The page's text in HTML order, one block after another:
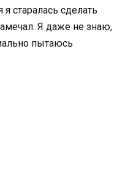
старалась сделать
Я даже не знаю,
пытаюсь